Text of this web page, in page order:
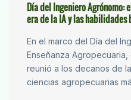
Día del Ingeniero Agrónomo:
era de la IA y las habilidades
En el marco del Día del
Enseñanza
reunió a los decanos de
ciencias agropecuarias